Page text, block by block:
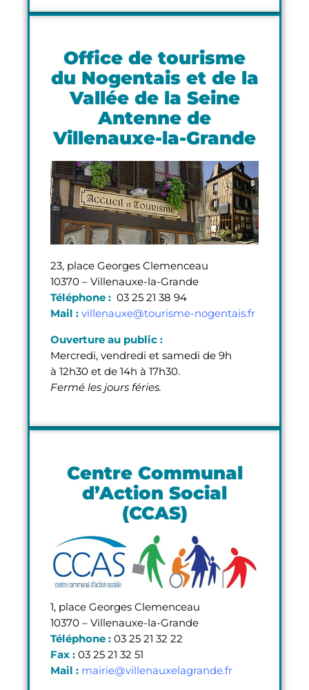
Office de tourisme
du Nogentais et de la
Vallée de la Seine
Antenne de
Villenauxe-la-Grande
23, place Georges Clemenceau
10370 – Villenauxe-la-Grande
Téléphone : 03 25 21 38 94
Mail : villenauxe@tourisme-nogentais.fr
Ouverture au public :
Mercredi, vendredi et samedi de 9h
à 12h30 et de 14h à 17h30.
Fermé les jours féries.
Centre Communal
d’Action Social
(CCAS)
1, place Georges Clemenceau
10370 – Villenauxe-la-Grande
Téléphone : 03 25 21 32 22
Fax : 03 25 21 32 51
Mail : mairie@villenauxelagrande.fr